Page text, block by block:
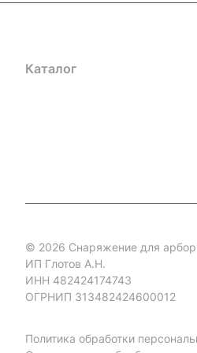
Каталог
© 2026 Снаряжение для
ИП Глотов А.Н.
ИНН 482424174743
ОГРНИП 313482424600012
Политика обработки